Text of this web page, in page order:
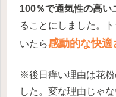
100％で通気性の高い
ることにしました。
いたら感動的な快適
※後日痒い理由は花粉
した。変な理由じゃ